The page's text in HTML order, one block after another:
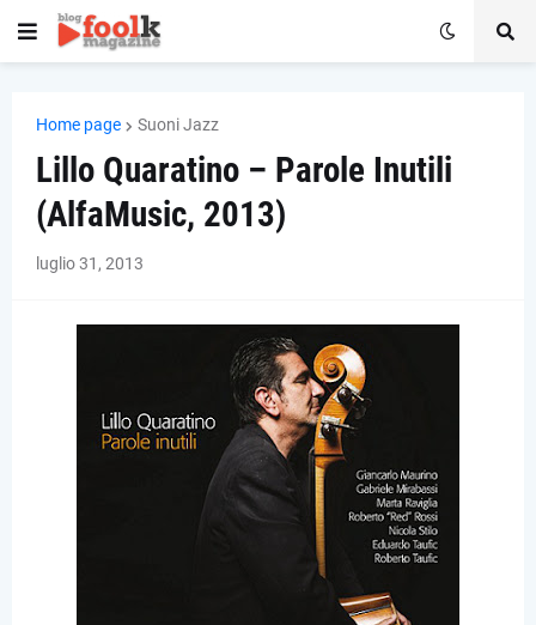
Home page Suoni Jazz
Lillo Quaratino – Parole Inutili
(AlfaMusic, 2013)
luglio 31, 2013